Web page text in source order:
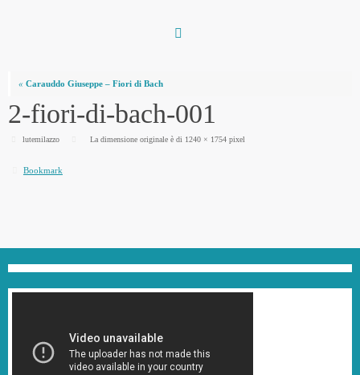
« Carauddo Giuseppe – Fiori di Bach
2-fiori-di-bach-001
lutemilazzo La dimensione originale è di 1240 × 1754 pixel
Bookmark